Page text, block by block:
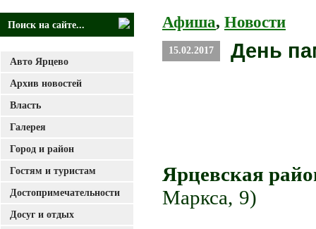
Афиша, Новости
15.02.2017 День
Ярцевская
Маркса, 9)
Авто Ярцево
Архив новостей
Власть
Галерея
Город и район
Гостям и туристам
Достопримечательности
Досуг и отдых